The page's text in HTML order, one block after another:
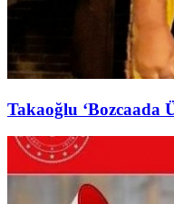
Takaoğlu ‘Bozcaada